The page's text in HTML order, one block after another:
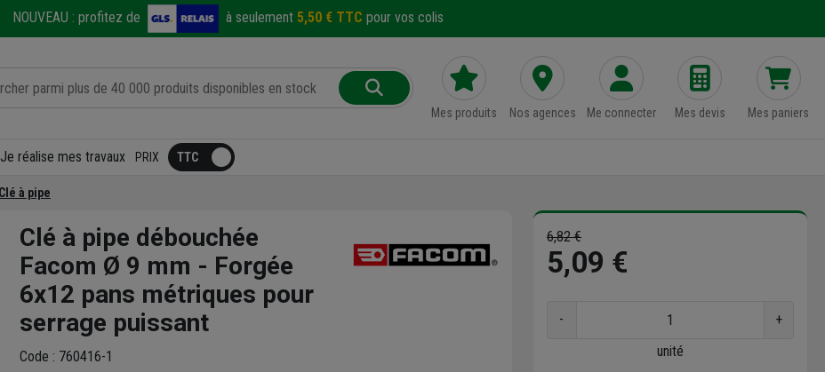
NOUVEAU : profitez de à seulement 5,50 € TTC pour vos colis
Mes produits Nos agences Me connecter Mes devis Mes paniers
Je réalise mes travaux PRIX
Clé à pipe
Clé à pipe débouchée
Facom Ø 9 mm - Forgée
6x12 pans métriques pour
serrage puissant
Code : 760416-1
6,82 €
5,09 €
-
+
unité